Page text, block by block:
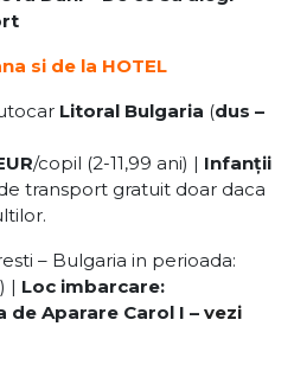
si de la HOTEL
Litoral Bulgaria (dus –
/copil (2-11,99 ani) | Infanții
transport gratuit doar daca
– Bulgaria in perioada:
| Loc imbarcare:
Aparare Carol I – vezi